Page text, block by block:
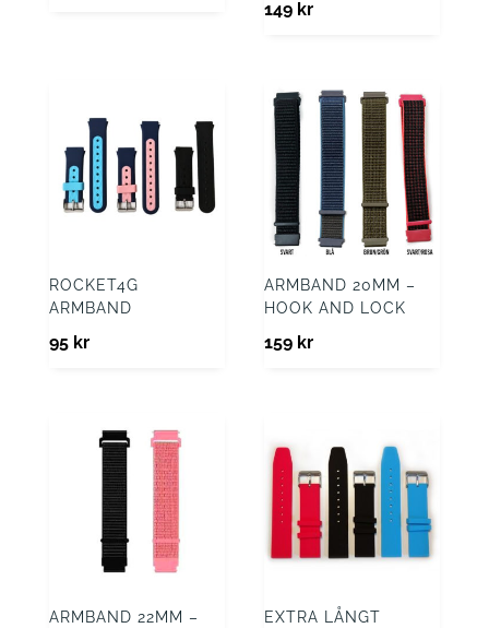
149 kr
ROCKET4G
ARMBAND
95 kr
ARMBAND 20MM –
HOOK AND LOCK
159 kr
ARMBAND 22MM –
EXTRA LÅNGT